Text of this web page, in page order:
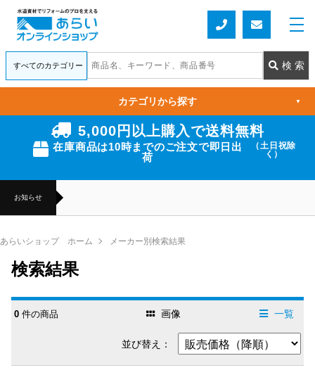
5,000円以上購入で送料無料
在庫商品は10時までのご注文で即日出
荷
（土日祝除
く）
お知らせ
カテゴリから探す ▼
あらいショップ ホーム メーカー別検索結果
検索結果
0 件の商品 画像 一覧
並び替え：